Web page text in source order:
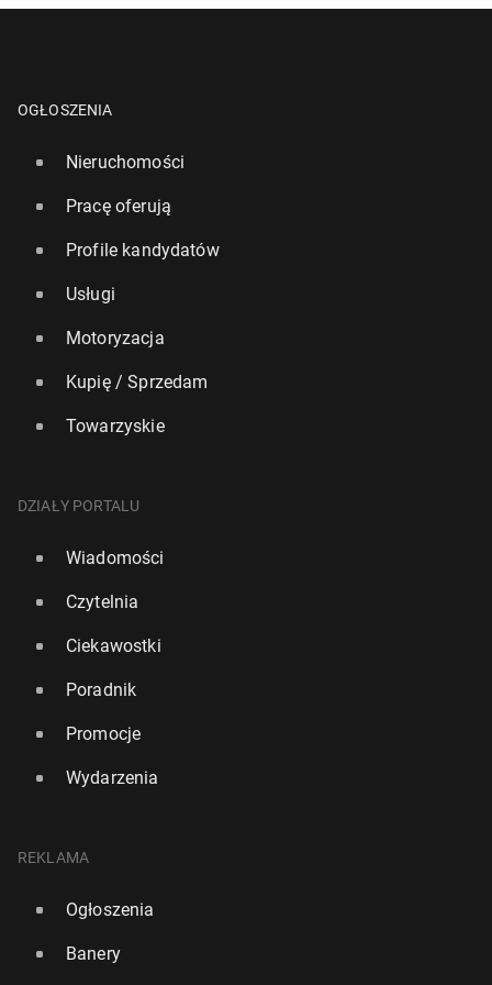
OGŁOSZENIA
Nieruchomości
Pracę oferują
Profile kandydatów
Usługi
Motoryzacja
Kupię / Sprzedam
Towarzyskie
DZIAŁY PORTALU
Wiadomości
Czytelnia
Ciekawostki
Poradnik
Promocje
Wydarzenia
REKLAMA
Ogłoszenia
Banery